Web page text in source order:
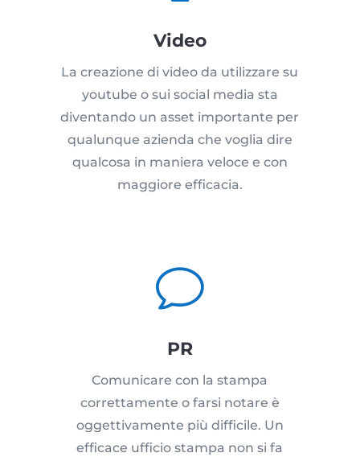
Video
La creazione di video da utilizzare su
youtube o sui social media sta
diventando un asset importante per
qualunque azienda che voglia dire
qualcosa in maniera veloce e con
maggiore efficacia.
v
PR
Comunicare con la stampa
correttamente o farsi notare è
oggettivamente più difficile. Un
efficace ufficio stampa non si fa